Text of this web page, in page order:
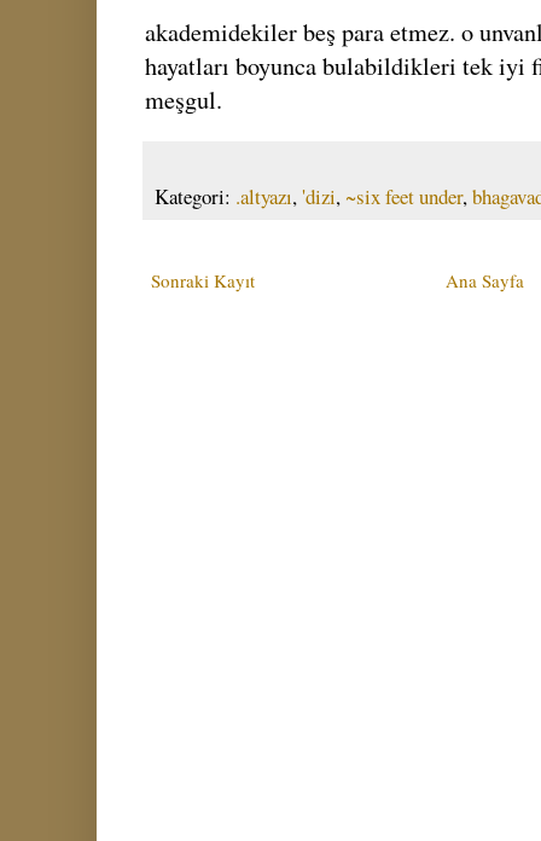
akademidekiler beş para etmez. o
hayatları boyunca bulabildikleri tek iyi
meşgul.
Kategori: .altyazı,'dizi, ~six feet under,
Sonraki Kayıt Ana Sayfa